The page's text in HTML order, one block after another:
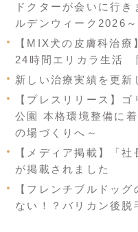
ドクターが会いに行き
ルデンウィーク2026～
【MIX犬の皮膚科治
24時間エリカラ生活
新しい治療実績を更新
【プレスリリース】
公園 本格環境整備に
の場づくりへ～
【メディア掲載】「
が掲載されました
【フレンチブルドッ
ない！？バリカン後脱